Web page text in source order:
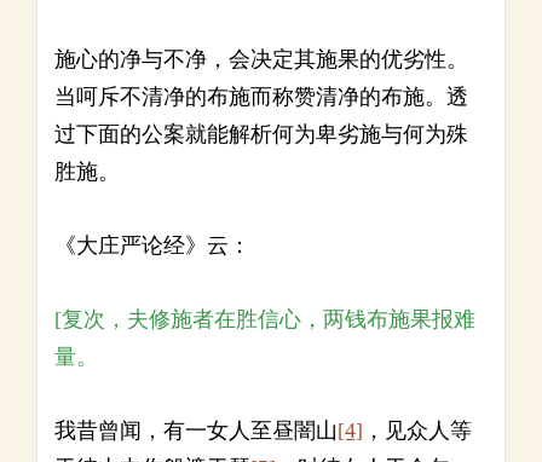
施心的净与不净，会决定其施果的优劣性。
当呵斥不清净的布施而称赞清净的布施。透
过下面的公案就能解析何为卑劣施与何为殊
胜施。
《大庄严论经》云：
[复次，夫修施者在胜信心，两钱布施果报难
量。
我昔曾闻，有一女人至昼闇山[4] ，见众人等